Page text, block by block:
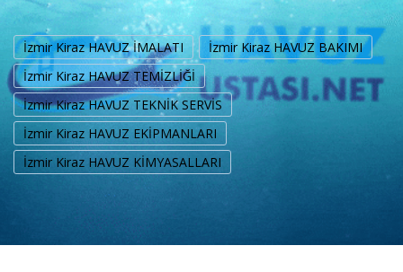
İzmir Kiraz HAVUZ İMALATI
İzmir Kiraz HAVUZ BAKIMI
İzmir Kiraz HAVUZ TEMİZLİĞİ
İzmir Kiraz HAVUZ TEKNİK SERVİS
İzmir Kiraz HAVUZ EKİPMANLARI
İzmir Kiraz HAVUZ KİMYASALLARI